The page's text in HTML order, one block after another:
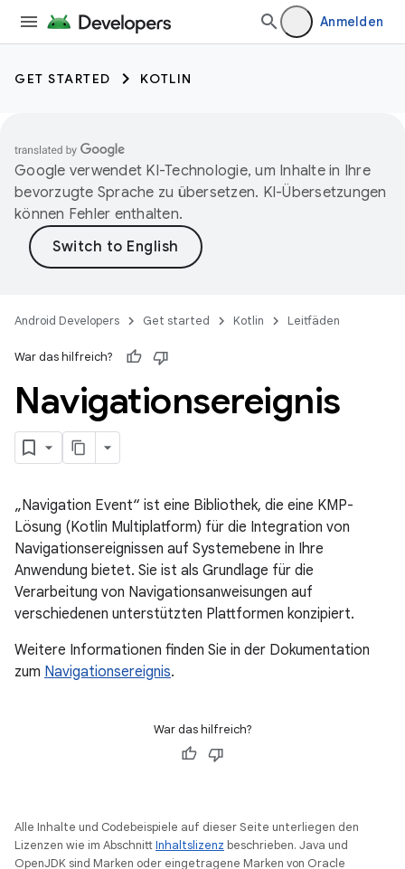
Anmelden
GET STARTED KOTLIN
Google verwendet KI-Technologie, um Inhalte in Ihre
bevorzugte Sprache zu übersetzen. KI-Übersetzungen
können Fehler enthalten.
Android Developers Get started Kotlin Leitfäden
War das hilfreich?
Navigationsereignis
„Navigation Event“ ist eine Bibliothek, die eine KMP-
Lösung (Kotlin Multiplatform) für die Integration von
Navigationsereignissen auf Systemebene in Ihre
Anwendung bietet. Sie ist als Grundlage für die
Verarbeitung von Navigationsanweisungen auf
verschiedenen unterstützten Plattformen konzipiert.
Weitere Informationen finden Sie in der Dokumentation
zum Navigationsereignis.
War das hilfreich?
Alle Inhalte und Codebeispiele auf dieser Seite unterliegen den
Lizenzen wie im AbschnittInhaltslizenz beschrieben. Java und
OpenJDK sind Marken oder eingetragene Marken von Oracle